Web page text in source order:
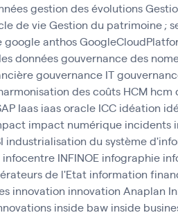
gestion des évolutions
de vieGestion du patrimoine ;
google anthos
donnéesgouvernance des
gouvernance IT
des coûts HCM hcm
Iaas iaas oracle ICC idéation
impact numérique incidents
industrialisation du système
infocentre INFINOE infographie
de l'Etat information
innovation innovation Anaplan
inside baw inside